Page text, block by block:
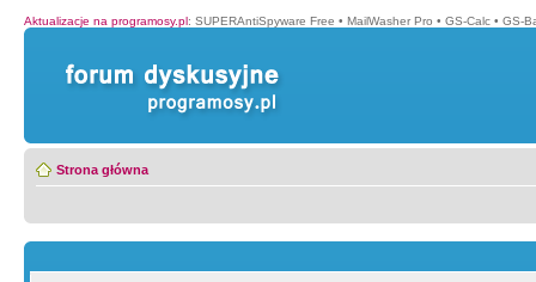
Aktualizacje na programosy.pl: SUPERAntiSpyware Free • MailWasher Pro • GS-Calc • GS-
Strona główna